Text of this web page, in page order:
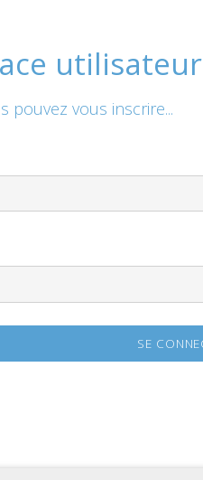
utilisateur
pouvez vous inscrire...